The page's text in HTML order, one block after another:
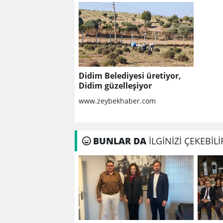
Didim Belediyesi üretiyor,
Didim güzelleşiyor
www.zeybekhaber.com
BUNLAR DA İLGİNİZİ